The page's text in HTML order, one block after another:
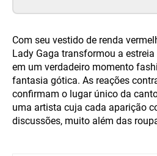
Com seu vestido de renda
Lady Gaga transformou a estreia
em um verdadeiro momento
fantasia gótica. As reações
confirmam o lugar único da
uma artista cuja cada aparição
discussões, muito além das